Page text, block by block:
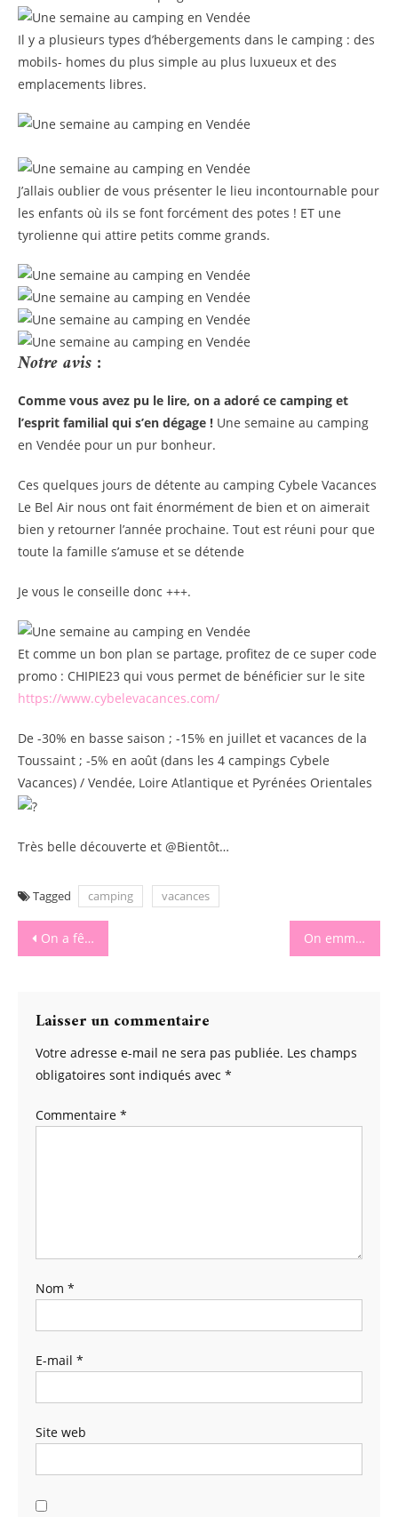
Il y a plusieurs types d’hébergements dans le camping : des
mobils- homes du plus simple au plus luxueux et des
emplacements libres.
J’allais oublier de vous présenter le lieu incontournable pour
les enfants où ils se font forcément des potes ! ET une
tyrolienne qui attire petits comme grands.
Notre avis :
Comme vous avez pu le lire, on a adoré ce camping et
l’esprit familial qui s’en dégage ! Une semaine au camping
en Vendée pour un pur bonheur.
Ces quelques jours de détente au camping Cybele Vacances
Le Bel Air nous ont fait énormément de bien et on aimerait
bien y retourner l’année prochaine. Tout est réuni pour que
toute la famille s’amuse et se détende
Je vous le conseille donc +++.
Et comme un bon plan se partage, profitez de ce super code
promo : CHIPIE23 qui vous permet de bénéficier sur le site
https://www.cybelevacances.com/
De -30% en basse saison ; -15% en juillet et vacances de la
Toussaint ; -5% en août (dans les 4 campings Cybele
Vacances) / Vendée, Loire Atlantique et Pyrénées Orientales
Très belle découverte et @Bientôt…
Tagged camping vacances
Navigation
de
l’article
On a fêté les 10 ans de chipie à Parcofolies On emménage la chambre de chipie
Laisser un commentaire
Votre adresse e-mail ne sera pas publiée. Les champs
obligatoires sont indiqués avec *
Commentaire *
Nom *
E-mail *
Site web